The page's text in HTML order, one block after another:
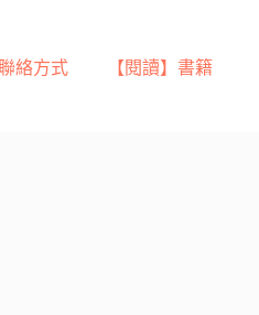
絡方式 【閱讀】書籍